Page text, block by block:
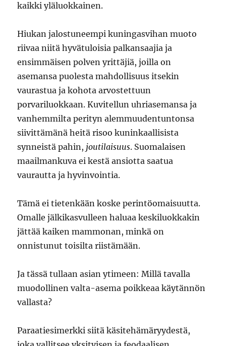
kaikki yläluokkainen.
Hiukan jalostuneempi kuningasvihan muoto
riivaa niitä hyvätuloisia palkansaajia ja
ensimmäisen polven yrittäjiä, joilla on
asemansa puolesta mahdollisuus itsekin
vaurastua ja kohota arvostettuun
porvariluokkaan. Kuvitellun uhriasemansa ja
vanhemmilta perityn alemmuudentuntonsa
siivittämänä heitä risoo kuninkaallisista
synneistä pahin, joutilaisuus. Suomalaisen
maailmankuva ei kestä ansiotta saatua
vaurautta ja hyvinvointia.
Tämä ei tietenkään koske perintöomaisuutta.
Omalle jälkikasvulleen haluaa keskiluokkakin
jättää kaiken mammonan, minkä on
onnistunut toisilta riistämään.
Ja tässä tullaan asian ytimeen: Millä tavalla
muodollinen valta-asema poikkeaa käytännön
vallasta?
Paraatiesimerkki siitä käsitehämäryydestä,